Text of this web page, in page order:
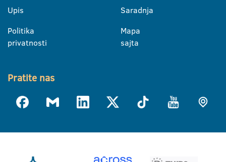
Upis
Politika
privatnosti
Saradnja
Mapa
sajta
Pratite nas